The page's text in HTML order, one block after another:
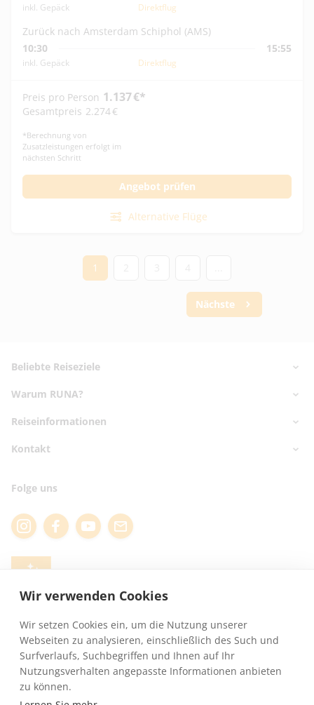
Wir verwenden Cookies
Wir setzen Cookies ein, um die Nutzung unserer
Webseiten zu analysieren, einschließlich des Such und
Surfverlaufs, Suchbegriffen und Ihnen auf Ihr
Nutzungsverhalten angepasste Informationen anbieten
zu können.
inkl. Gepäck Direktflug
Zurück nach Amsterdam Schiphol (AMS)
10:30
15:55
inkl. Gepäck Direktflug
Preis pro Person 1.137€*
Gesamtpreis 2.274€
*Berechnung von
Zusatzleistungen erfolgt im
nächsten Schritt
Angebot prüfen
Alternative Flüge
1
Nächste
Footer navigation
Beliebte Reiseziele
Nord- & Ostsee
Kanaren
Balearen
Warum RUNA?
✅ Marktführer seit 2006
✅ 25.000 Reisende
✅ Hilfsmittel buchbar
Reiseinformationen
Reisekatalog bestellen
Reisehinweise
Fragen & Antworten
Kontakt
Telefontermin buchen
Online Kataloge
Für Reisebüros
Presse
Folge uns